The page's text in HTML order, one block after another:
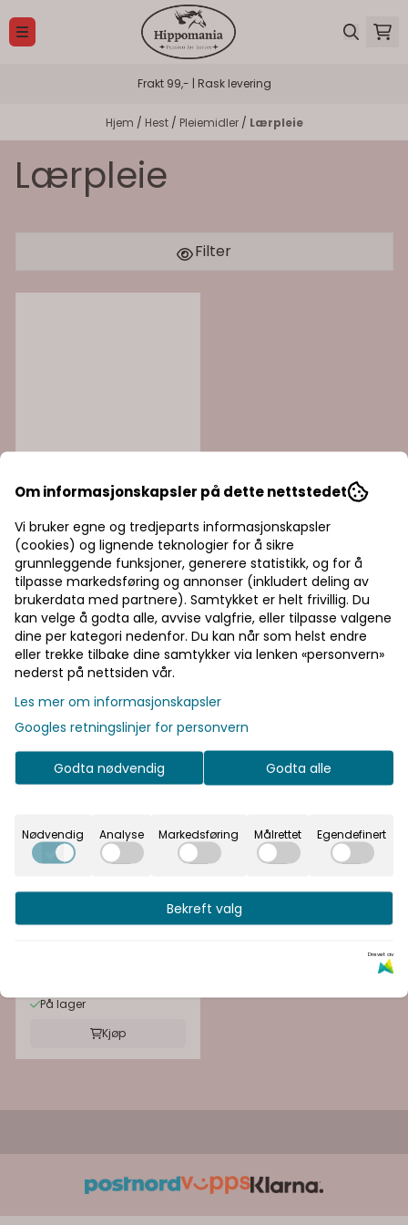
Hopp til innhold
Frakt 99,- | Rask levering
Hjem / Hest / Pleiemidler / Lærpleie
Lærpleie
Filter
Horsemans One Step
På lager
Kjøp
Om informasjonskapsler på dette nettstedet
Vi bruker egne og tredjeparts informasjonskapsler
(cookies) og lignende teknologier for å sikre
grunnleggende funksjoner, generere statistikk, og for å
tilpasse markedsføring og annonser (inkludert deling av
brukerdata med partnere). Samtykket er helt frivillig. Du
kan velge å godta alle, avvise valgfrie, eller tilpasse valgene
dine per kategori nedenfor. Du kan når som helst endre
eller trekke tilbake dine samtykker via lenken «personvern»
nederst på nettsiden vår.
Les mer om informasjonskapsler
Googles retningslinjer for personvern
Godta nødvendig Godta alle
Nødvendig Analyse Markedsføring Målrettet Egendefinert
Bekreft valg
Drevet av